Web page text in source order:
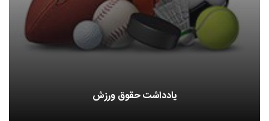
یادداشت حقوق ورزش